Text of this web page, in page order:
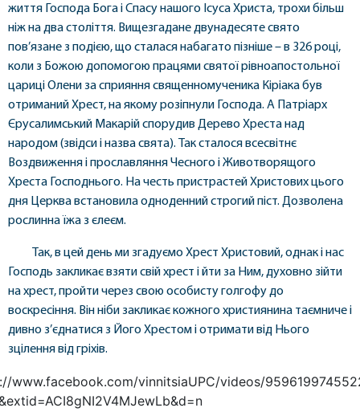
життя Господа Бога і Спасу нашого Ісуса Христа, трохи більш
ніж на два століття. Вищезгадане двунадесяте свято
пов’язане з подією, що сталася набагато пізніше – в 326 році,
коли з Божою допомогою працями святої рівноапостольної
цариці Олени за сприяння священномученика Кіріака був
отриманий Хрест, на якому розіпнули Господа. А Патріарх
Єрусалимський Макарій спорудив Дерево Хреста над
народом (звідси і назва свята). Так сталося всесвітнє
Воздвиження і прославляння Чесного і Животворящого
Хреста Господнього. На честь пристрастей Христових цього
дня Церква встановила одноденний строгий піст. Дозволена
рослинна їжа з єлеєм.
Так, в цей день ми згадуємо Хрест Христовий, однак і нас
Господь закликає взяти свій хрест і йти за Ним, духовно зійти
на хрест, пройти через свою особисту голгофу до
воскресіння. Він ніби закликає кожного християнина таємниче і
дивно з’єднатися з Його Хрестом і отримати від Нього
зцілення від гріхів.
www.facebook.com/vinnitsiaUPC/videos/